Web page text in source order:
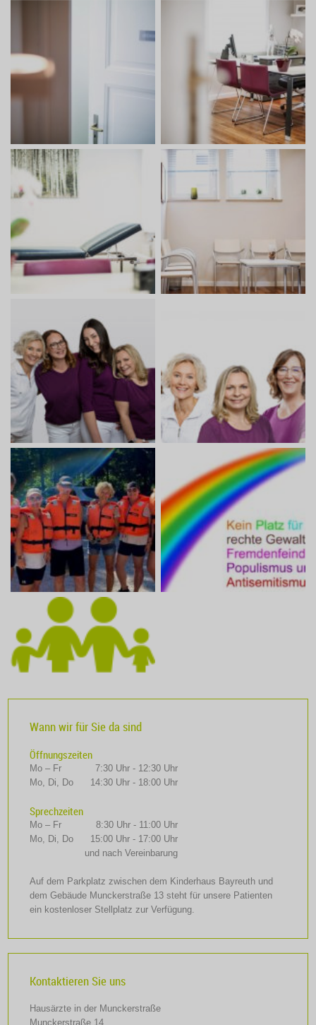
Wann wir für Sie da sind
Öffnungszeiten
Mo – Fr
7:30 Uhr - 12:30 Uhr
Mo, Di, Do
14:30 Uhr - 18:00 Uhr
Sprechzeiten
Mo – Fr
8:30 Uhr - 11:00 Uhr
Mo, Di, Do
15:00 Uhr - 17:00 Uhr
und nach Vereinbarung
Auf dem Parkplatz zwischen dem Kinderhaus Bayreuth und
dem Gebäude Munckerstraße 13 steht für unsere Patienten
ein kostenloser Stellplatz zur Verfügung.
Kontaktieren Sie uns
Hausärzte in der Munckerstraße
Munckerstraße 14